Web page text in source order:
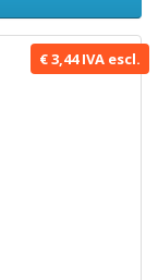
€ 3,44 IVA escl.